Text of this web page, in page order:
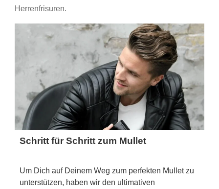
Herrenfrisuren.
Schritt für Schritt zum Mullet
Um Dich auf Deinem Weg zum perfekten Mullet zu
unterstützen, haben wir den ultimativen